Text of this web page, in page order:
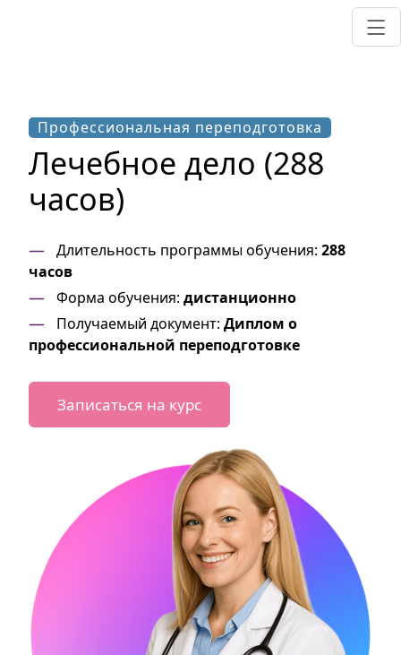
Профессиональная переподготовка
Лечебное дело (288
часов)
Длительность программы обучения: 288
часов
Форма обучения: дистанционно
Получаемый документ: Диплом о
профессиональной переподготовке
Записаться на курс